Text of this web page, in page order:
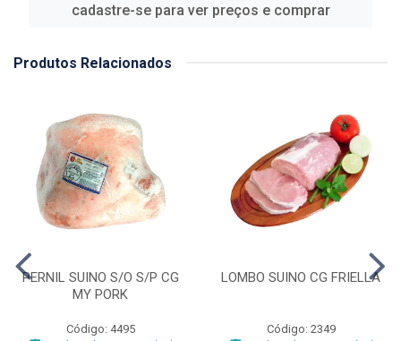
cadastre-se para ver preços e comprar
Produtos Relacionados
PERNIL SUINO S/O S/P CG
MY PORK
Código: 4495
LOMBO SUINO CG FRIELLA
Código: 2349